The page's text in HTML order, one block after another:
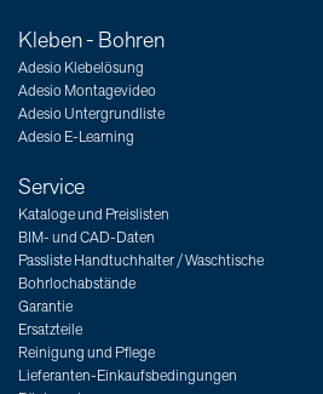
Kleben - Bohren
Adesio Klebelösung
Adesio Montagevideo
Adesio Untergrundliste
Adesio E-Learning
Service
Kataloge und Preislisten
BIM- und CAD-Daten
Passliste Handtuchhalter / Waschtische
Bohrlochabstände
Garantie
Ersatzteile
Reinigung und Pflege
Lieferanten-Einkaufsbedingungen